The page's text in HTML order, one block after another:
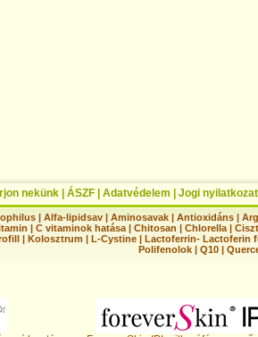
Írjon nekünk ÁSZF Adatvédelem Jogi nyilatkozat
|Alfa-lipidsav |Aminosavak |Antioxidáns |
| C vitaminok hatása | Chitosan | Chlorella |
| Kolosztrum | L-Cystine | Lactoferrin- Lactoferin
Polifenolok |Q10 |